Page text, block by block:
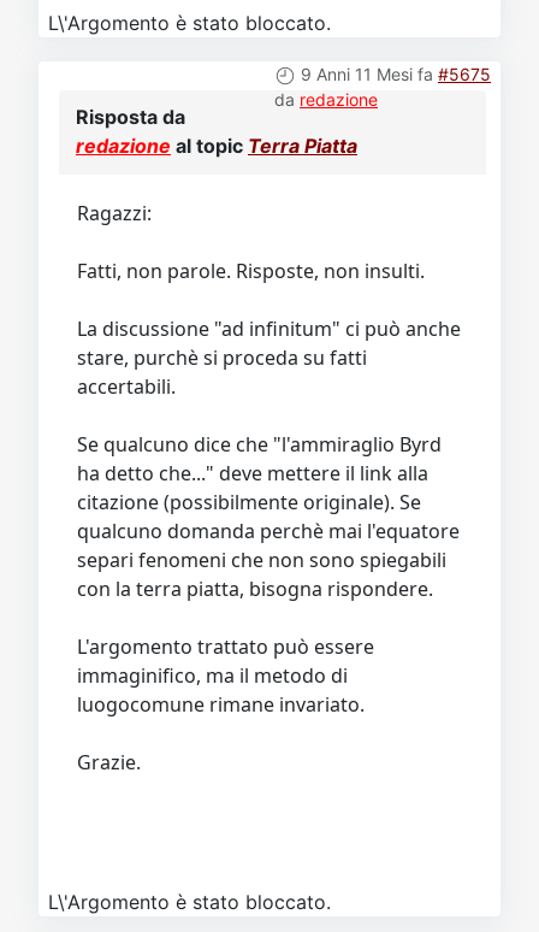
L\'Argomento è stato bloccato.
9 Anni 11 Mesi fa #5675
da redazione
Risposta da
redazione al topic Terra Piatta
Ragazzi:
Fatti, non parole. Risposte, non insulti.
La discussione "ad infinitum" ci può anche
stare, purchè si proceda su fatti
accertabili.
Se qualcuno dice che "l'ammiraglio Byrd
ha detto che..." deve mettere il link alla
citazione (possibilmente originale). Se
qualcuno domanda perchè mai l'equatore
separi fenomeni che non sono spiegabili
con la terra piatta, bisogna rispondere.
L'argomento trattato può essere
immaginifico, ma il metodo di
luogocomune rimane invariato.
Grazie.
L\'Argomento è stato bloccato.